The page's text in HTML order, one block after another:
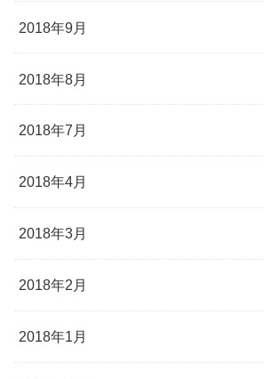
2018年9月
2018年8月
2018年7月
2018年4月
2018年3月
2018年2月
2018年1月